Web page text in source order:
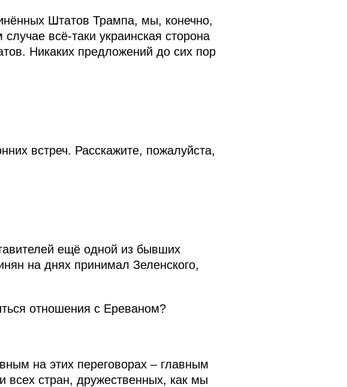
Штатов Трампа, мы, конечно,
всё-таки украинская сторона
Никаких предложений до сих пор
встреч. Расскажите, пожалуйста,
ещё одной из бывших
на днях принимал Зеленского,
отношения с Ереваном?
на этих переговорах – главным
всех стран, дружественных, как мы